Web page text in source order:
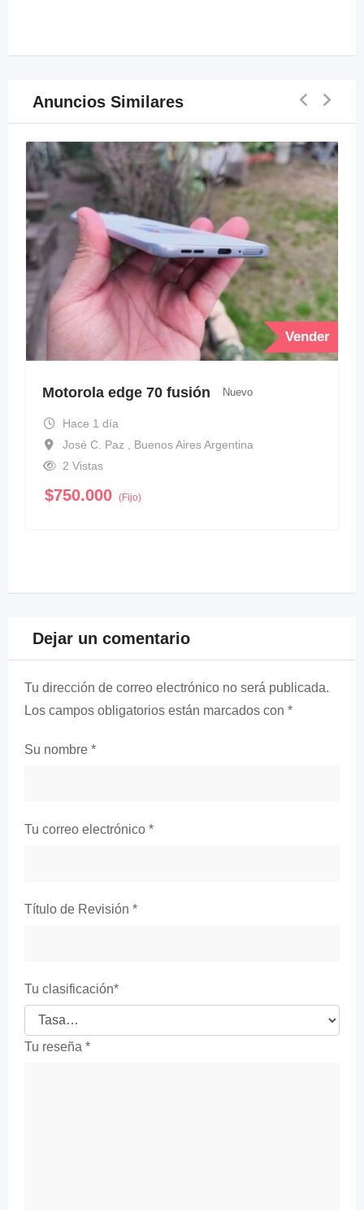
Anuncios Similares
Vender
Motorola edge 70 fusión Nuevo
Hace 1 día
José C. Paz , Buenos Aires Argentina
2 Vistas
$750.000 (Fijo)
Dejar un comentario
Tu dirección de correo electrónico no será publicada.
Los campos obligatorios están marcados con *
Su nombre *
Tu correo electrónico *
Título de Revisión *
Tu clasificación*
Tu reseña *